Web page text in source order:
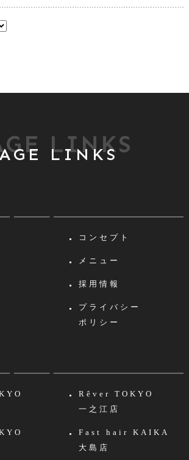
LINKS
LINKS
コンセプト
メニュー
採用情報
プライバシー
ポリシー
Rêver TOKYO
一之江店
Fast hair KAIKA
大島店